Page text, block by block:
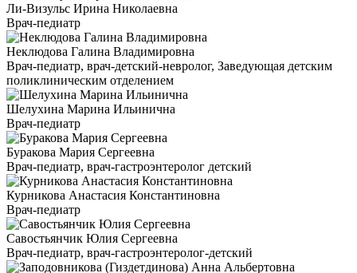
Ли-Визульс Ирина Николаевна
Врач-педиатр
Неклюдова Галина Владимировна
Врач-педиатр, врач-детский-невролог, Заведующая детским
поликлиническим отделением
Шелухина Марина Ильинична
Врач-педиатр
Буракова Мария Сергеевна
Врач-педиатр, врач-гастроэнтеролог детский
Курникова Анастасия Константиновна
Врач-педиатр
Савостьянчик Юлия Сергеевна
Врач-педиатр, врач-гастроэнтеролог-детский